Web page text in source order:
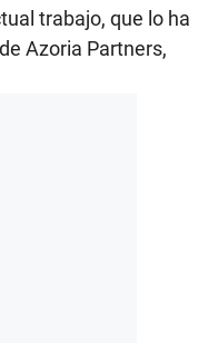
trabajo, que lo ha
Azoria Partners,